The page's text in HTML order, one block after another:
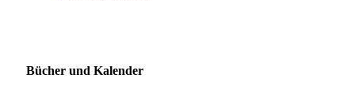
Bücher und Kalender